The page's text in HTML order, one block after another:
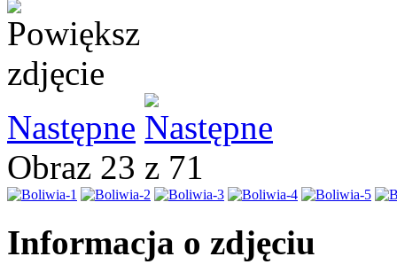
Następne
Obraz 23 z 71
Informacja o zdjęciu